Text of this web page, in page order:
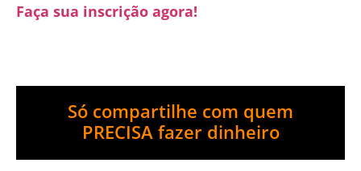
Faça sua inscrição agora!
Só compartilhe com quem
PRECISA fazer dinheiro